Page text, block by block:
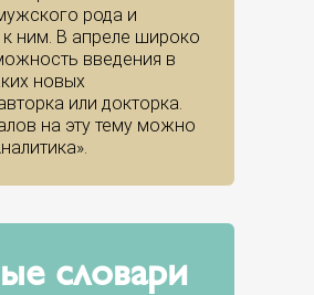
рода и
ним. В апреле широко
введения в
новых
или докторка.
на эту тему можно
словари